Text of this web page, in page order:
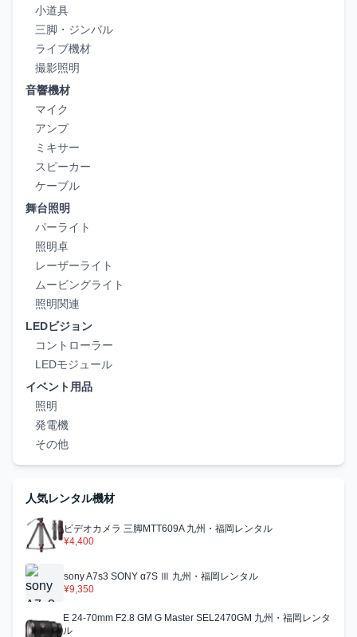
小道具
三脚・ジンバル
ライブ機材
撮影照明
音響機材
マイク
アンプ
ミキサー
スピーカー
ケーブル
舞台照明
パーライト
照明卓
レーザーライト
ムービングライト
照明関連
LEDビジョン
コントローラー
LEDモジュール
イベント用品
照明
発電機
その他
人気レンタル機材
ビデオカメラ 三脚MTT609A 九州・福岡レンタル
¥4,400
sony A7s3 SONY α7S Ⅲ 九州・福岡レンタル
¥9,350
E 24-70mm F2.8 GM G Master SEL2470GM 九州・福岡レンタ
ル